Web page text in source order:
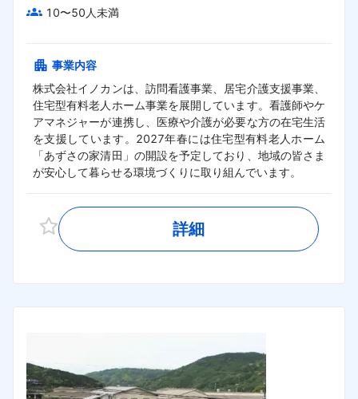
10〜50人未満
事業内容
株式会社イノカンは、訪問看護事業、居宅介護支援事業、
住宅型有料老人ホーム事業を展開しています。看護師やケ
アマネジャーが連携し、医療や介護が必要な方の在宅生活
を支援しています。2027年春には住宅型有料老人ホーム
「あずさの家清田」の開設を予定しており、地域の皆さま
が安心して暮らせる環境づくりに取り組んでいます。
詳細